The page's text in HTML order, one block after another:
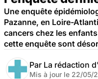
Une enquête
Pazanne, en Loire-
cancers chez les
cette enquête sont
Par La rédaction
Mis à jour le 22/05/